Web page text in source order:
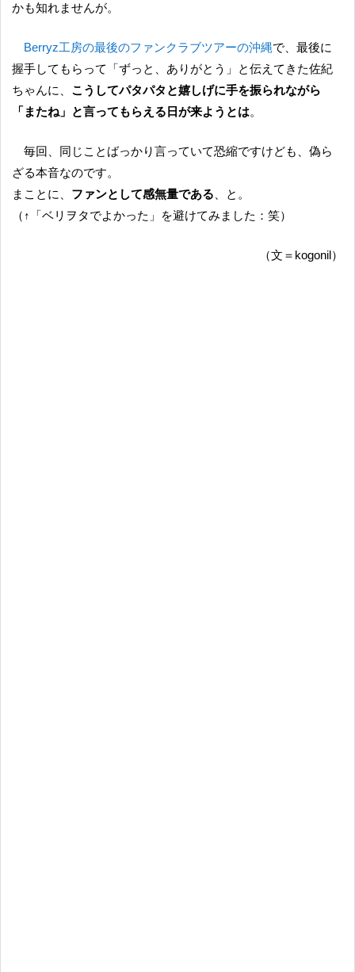
かも知れませんが。
Berryz工房の最後のファンクラブツアーの沖縄で、最後に
握手してもらって「ずっと、ありがとう」と伝えてきた佐紀
ちゃんに、 こうしてパタパタと嬉しげに手を振られながら
「またね」と言ってもらえる日が来ようとは。
毎回、同じことばっかり言っていて恐縮ですけども、偽ら
ざる本音なのです。
まことに、 ファンとして感無量である 、と。
（↑「ベリヲタでよかった」を避けてみました：笑）
（文＝kogonil）